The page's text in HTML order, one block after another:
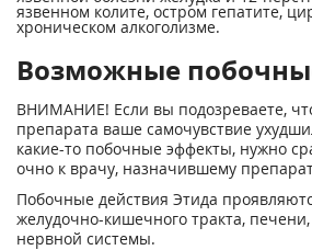
язвенном колите, остром гепатите,
хроническом алкоголизме.
Возможные
ВНИМАНИЕ! Если вы подозреваете,
препарата ваше самочувствие
какие-то побочные эффекты, нужно
очно к врачу, назначившему
Побочные действия Этида
желудочно-кишечного тракта,
нервной системы.